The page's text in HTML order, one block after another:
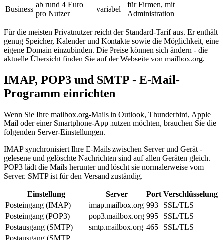
Business
ab rund 4 Euro
pro Nutzer
variabel
für Firmen, mit
Administration
Für die meisten Privatnutzer reicht der Standard-Tarif aus. Er enthält
genug Speicher, Kalender und Kontakte sowie die Möglichkeit, eine
eigene Domain einzubinden. Die Preise können sich ändern - die
aktuelle Übersicht finden Sie auf der Webseite von mailbox.org.
IMAP, POP3 und SMTP - E-Mail-
Programm einrichten
Wenn Sie Ihre mailbox.org-Mails in Outlook, Thunderbird, Apple
Mail oder einer Smartphone-App nutzen möchten, brauchen Sie die
folgenden Server-Einstellungen.
IMAP synchronisiert Ihre E-Mails zwischen Server und Gerät -
gelesene und gelöschte Nachrichten sind auf allen Geräten gleich.
POP3 lädt die Mails herunter und löscht sie normalerweise vom
Server. SMTP ist für den Versand zuständig.
Einstellung Server Port Verschlüsselung
Posteingang (IMAP)
imap.mailbox.org 993
SSL/TLS
Posteingang (POP3)
pop3.mailbox.org 995
SSL/TLS
Postausgang (SMTP)
smtp.mailbox.org 465
SSL/TLS
Postausgang (SMTP